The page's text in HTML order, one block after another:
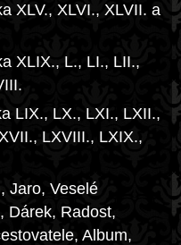
XLV., XLVI., XLVII. a
XLIX., L., LI., LII.,
LIX., LX., LXI., LXII.,
LXVIII., LXIX.,
Jaro, Veselé
Dárek, Radost,
Album,